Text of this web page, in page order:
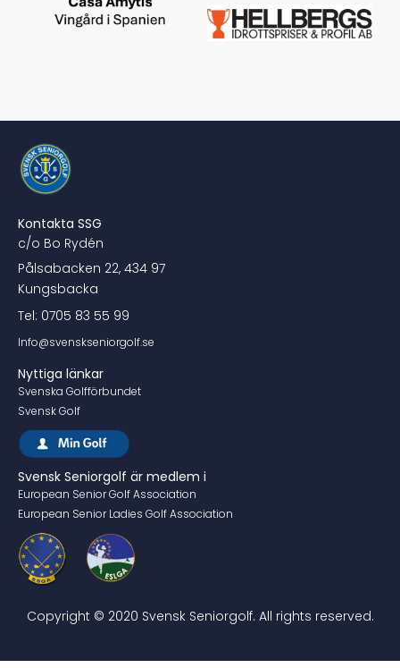
Kontakta SSG
c/o Bo Rydén
Pålsabacken 22, 434 97
Kungsbacka
Tel: 0705 83 55 99
Info@svenskseniorgolf.se
Nyttiga länkar
Svenska Golfförbundet
Svensk Golf
Svensk Seniorgolf är medlem i
European Senior Golf Association
European Senior Ladies Golf Association
Copyright © 2020 Svensk Seniorgolf. All rights reserved.